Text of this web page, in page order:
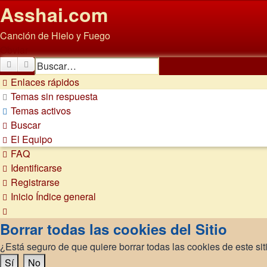
Asshai.com
Canción de Hielo y Fuego
Buscar Búsqueda avanzada
Enlaces rápidos
Temas sin respuesta
Temas activos
Buscar
El Equipo
FAQ
Identificarse
Registrarse
Inicio Índice general
Borrar todas las cookies del Sitio
¿Está seguro de que quiere borrar todas las cookies de este